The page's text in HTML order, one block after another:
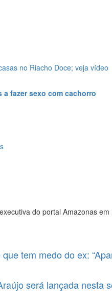
no Riacho Doce; veja vídeo
a fazer sexo com cachorro
do portal Amazonas em
tem medo do ex:
será lançada nesta